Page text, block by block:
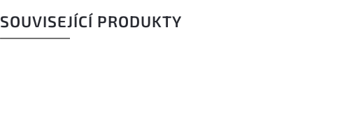
SOUVISEJÍCÍ PRODUKTY